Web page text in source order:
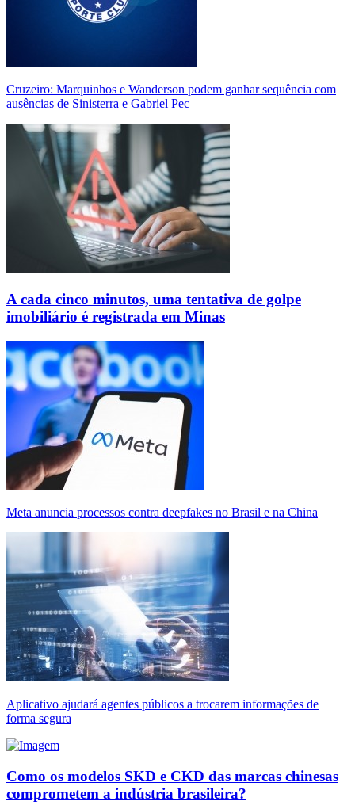
Cruzeiro: Marquinhos e Wanderson podem ganhar sequência com
ausências de Sinisterra e Gabriel Pec
A cada cinco minutos, uma tentativa de golpe
imobiliário é registrada em Minas
Meta anuncia processos contra deepfakes no Brasil e na China
Aplicativo ajudará agentes públicos a trocarem informações de
forma segura
Como os modelos SKD e CKD das marcas chinesas
comprometem a indústria brasileira?